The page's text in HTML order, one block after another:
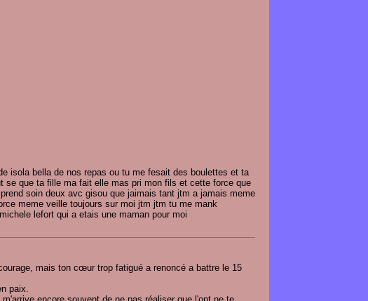
isola bella de nos repas ou tu me fesait des boulettes et ta
que ta fille ma fait elle mas pri mon fils et cette force que
soin deux avc gisou que jaimais tant jtm a jamais meme
meme veille toujours sur moi jtm jtm tu me mank
lefort qui a etais une maman pour moi
mais ton cœur trop fatigué a renoncé a battre le 15
paix.